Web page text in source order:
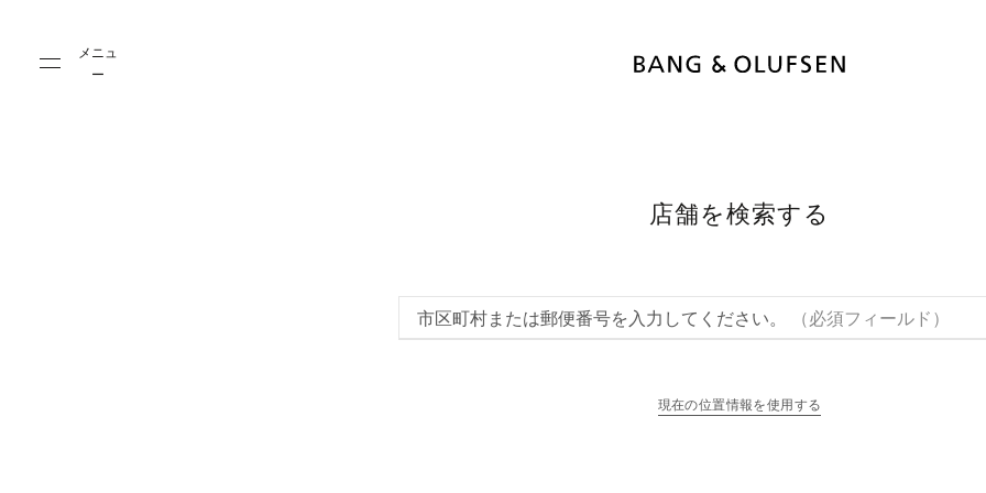
メニュ
ー
店舗を検索する
市区町村または郵便番号を入力してください。 （必須フィールド）
現在の位置情報を使用する